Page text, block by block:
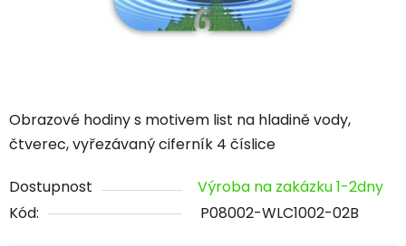
Obrazové hodiny s motivem list na hladině vody,
čtverec, vyřezávaný ciferník 4 číslice
Dostupnost
Výroba na zakázku 1-2dny
Kód:
P08002-WLC1002-02B